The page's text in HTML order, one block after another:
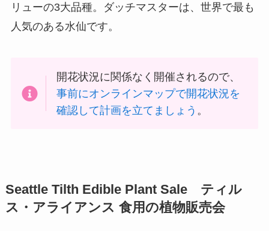
リューの3大品種。ダッチマスターは、世界で最も
人気のある水仙です。
開花状況に関係なく開催されるので、
事前にオンラインマップで開花状況を
確認して計画を立てましょう 。
Seattle Tilth Edible Plant Sale ティル
ス・アライアンス 食用の植物販売会